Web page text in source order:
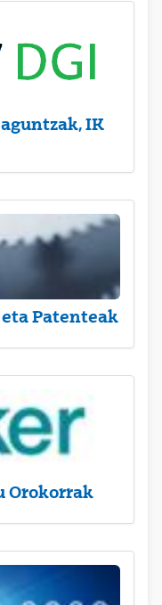
IK
Patenteak
Orokorrak